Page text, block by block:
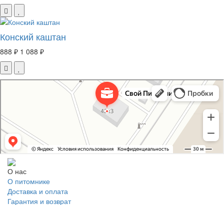
Конский каштан
888 ₽ 1 088 ₽
Питомник растений в Москве
О нас
О питомнике
Доставка и оплата
Гарантия и возврат